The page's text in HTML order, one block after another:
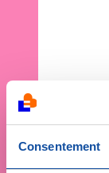
Consentement